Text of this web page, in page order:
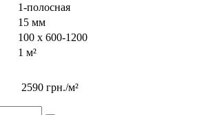
1-полосная
15 мм
100 x 600-1200
1 м²
2590 грн./м²